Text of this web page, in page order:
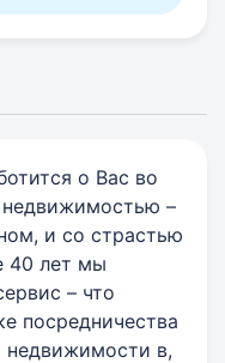
о Вас во
недвижимостью –
и со страстью
40 лет мы
– что
посредничества
недвижимости в,